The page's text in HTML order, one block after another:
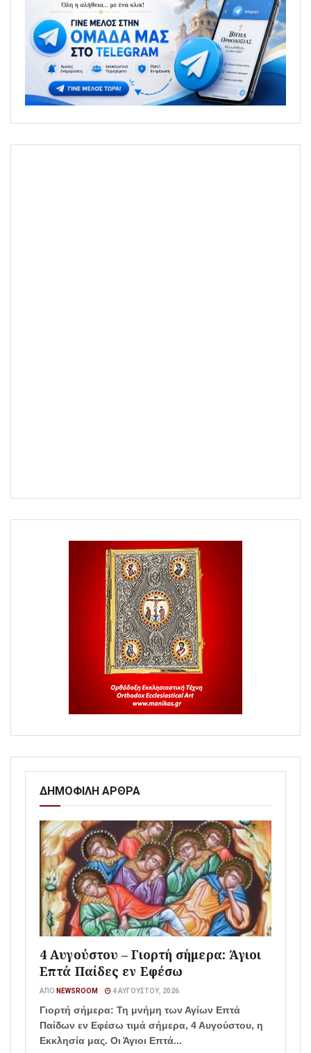
ΔΗΜΟΦΙΛΗ ΑΡΘΡΑ
4 Αυγούστου – Γιορτή σήμερα: Άγιοι
Επτά Παίδες εν Εφέσω
ΑΠΌ NEWSROOM 4 ΑΥΓΟΎΣΤΟΥ, 2026
Γιορτή σήμερα: Τη μνήμη των Αγίων Επτά
Παίδων εν Εφέσω τιμά σήμερα, 4 Αυγούστου, η
Εκκλησία μας. Οι Άγιοι Επτά...